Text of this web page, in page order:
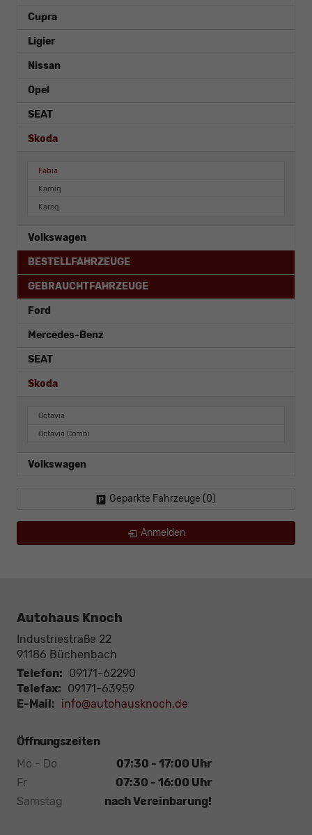
Cupra
Ligier
Nissan
Opel
SEAT
Skoda
Fabia
Kamiq
Karoq
Volkswagen
BESTELLFAHRZEUGE
GEBRAUCHTFAHRZEUGE
Ford
Mercedes-Benz
SEAT
Skoda
Octavia
Octavia Combi
Volkswagen
Geparkte Fahrzeuge (0)
Anmelden
Autohaus Knoch
Industriestraße 22
91186 Büchenbach
Telefon: 09171-62290
Telefax: 09171-63959
E-Mail: info@autohausknoch.de
Öffnungszeiten
Mo - Do
07:30 - 17:00 Uhr
Fr
07:30 - 16:00 Uhr
Samstag
nach Vereinbarung!